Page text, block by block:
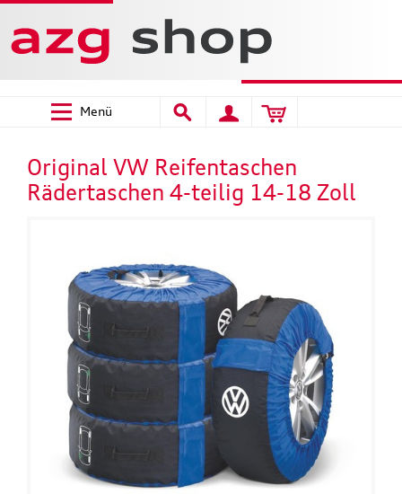
Menü
Original VW Reifentaschen
Rädertaschen 4-teilig 14-18 Zoll